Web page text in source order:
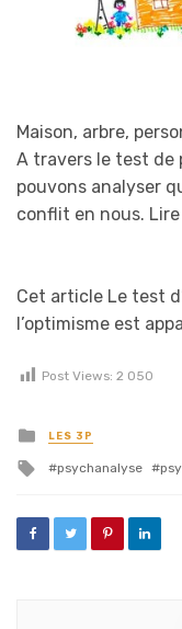
Maison, arbre,
A travers le test de
pouvons analyser
conflit en nous.
Cet article Le test
l’optimisme est
Post Views: 2 050
Posted in
LES 3P
Tagged with
psychanalyse